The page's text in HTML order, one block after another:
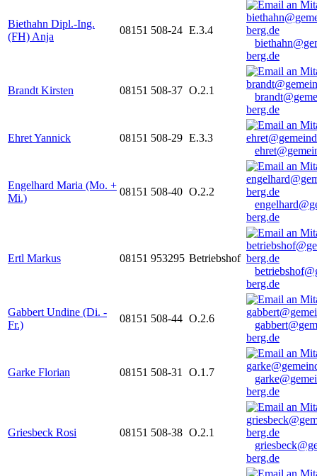
Biethahn Dipl.-Ing.
(FH) Anja
08151 508-24 E.3.4
berg.de
Brandt Kirsten 08151 508-37 O.2.1
berg.de
Ehret Yannick 08151 508-29 E.3.3
Engelhard Maria (Mo. +
Mi.)
08151 508-40 O.2.2
berg.de
Ertl Markus 08151 953295 Betriebshof
berg.de
Gabbert Undine (Di. -
Fr.)
08151 508-44 O.2.6
berg.de
Garke Florian 08151 508-31 O.1.7
berg.de
Griesbeck Rosi 08151 508-38 O.2.1
berg.de